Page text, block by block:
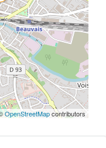
OpenStreetMapcontributors